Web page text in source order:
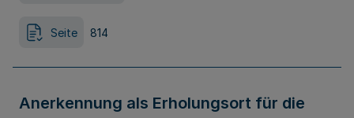
Seite 814
Anerkennung als Erholungsort für die